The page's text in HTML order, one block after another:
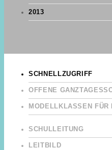
2013
SCHNELLZUGRIFF
OFFENE
MODELLKLASSEN FÜR
SCHULLEITUNG
LEITBILD